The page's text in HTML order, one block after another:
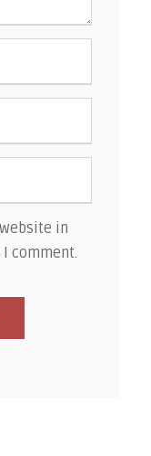
in
comment.